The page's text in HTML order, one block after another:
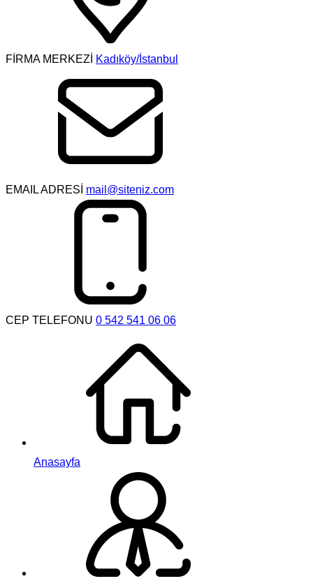
FİRMA MERKEZİ Kadıköy/İstanbul
EMAIL ADRESİ mail@siteniz.com
CEP TELEFONU 0 542 541 06 06
Anasayfa